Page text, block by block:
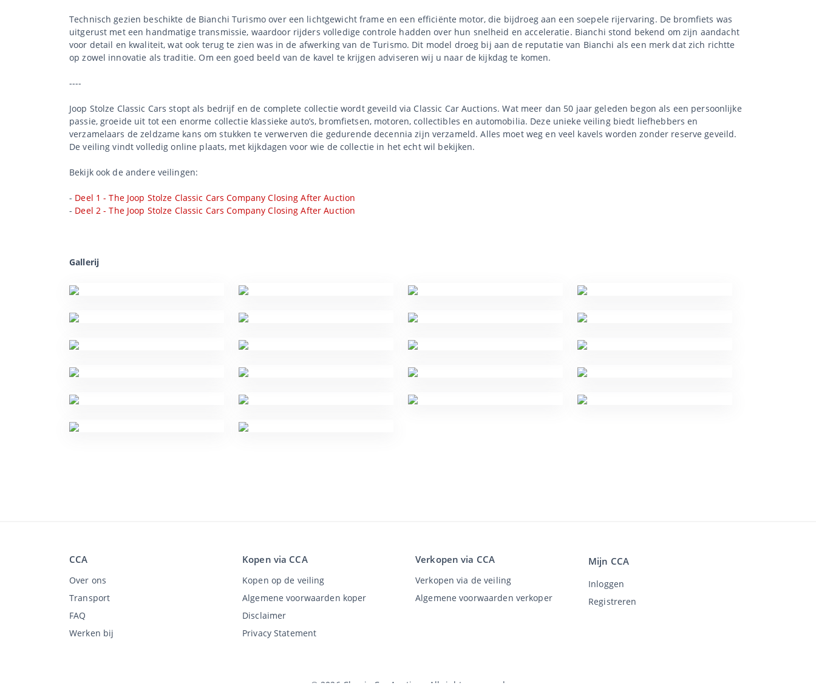
Technisch gezien beschikte de Bianchi Turismo over een lichtgewicht frame en een efficiënte motor, die bijdroeg aan een soepele rijervaring. De bromfiets was
uitgerust met een handmatige transmissie, waardoor rijders volledige controle hadden over hun snelheid en acceleratie. Bianchi stond bekend om zijn aandacht
voor detail en kwaliteit, wat ook terug te zien was in de afwerking van de Turismo. Dit model droeg bij aan de reputatie van Bianchi als een merk dat zich richtte
op zowel innovatie als traditie. Om een goed beeld van de kavel te krijgen adviseren wij u naar de kijkdag te komen.
----
Joop Stolze Classic Cars stopt als bedrijf en de complete collectie wordt geveild via Classic Car Auctions. Wat meer dan 50 jaar geleden begon als een persoonlijke
passie, groeide uit tot een enorme collectie klassieke auto’s, bromfietsen, motoren, collectibles en automobilia. Deze unieke veiling biedt liefhebbers en
verzamelaars de zeldzame kans om stukken te verwerven die gedurende decennia zijn verzameld. Alles moet weg en veel kavels worden zonder reserve geveild.
De veiling vindt volledig online plaats, met kijkdagen voor wie de collectie in het echt wil bekijken.
Bekijk ook de andere veilingen:
- Deel 1 - The Joop Stolze Classic Cars Company Closing After Auction
- Deel 2 - The Joop Stolze Classic Cars Company Closing After Auction
Gallerij
CCA
Over ons
Transport
FAQ
Werken bij
Kopen via CCA
Kopen op de veiling
Algemene voorwaarden koper
Disclaimer
Privacy Statement
Verkopen via CCA
Verkopen via de veiling
Algemene voorwaarden verkoper
Mijn CCA
Inloggen
Registreren
© 2026 Classic Car Auctions All rights reserved